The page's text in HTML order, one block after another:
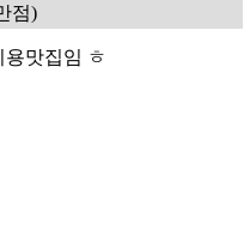
점)
맛집임 ㅎ